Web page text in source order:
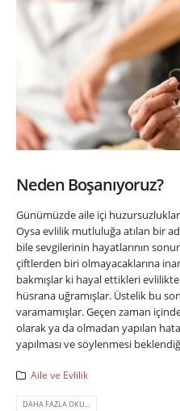
Neden Boşanıyoruz?
Günümüzde aile içi
Oysa evlilik mutluluğa atılan bir
bile sevgilerinin hayatlarının
çiftlerden biri olmayacaklarına
bakmışlar ki hayal ettikleri
hüsrana uğramışlar. Üstelik bu
varamamışlar. Geçen zaman
olarak ya da olmadan yapılan
yapılması ve söylenmesi
Aile ve Evlilik
DAHA FAZLA OKU...